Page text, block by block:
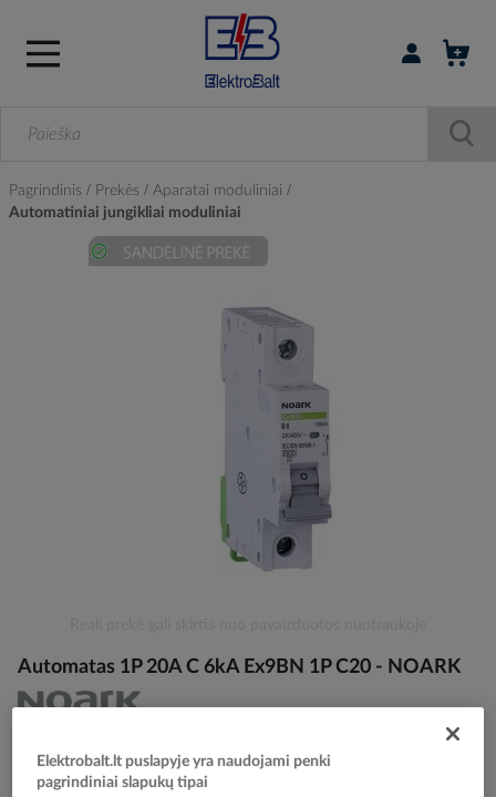
Prisijungti /
Pagrindinis Prekės
Aparatai moduliniai
Automatiniai jungikliai moduliniai
the
beginning
images
gallery
Automatas 1P 20A C 6kA Ex9BN 1P C20 - NOARK
075459
EAN kodas
Gamintojo prekės kodas
Elektrobalt.lt puslapyje yra naudojami penki
pagrindiniai slapukų tipai